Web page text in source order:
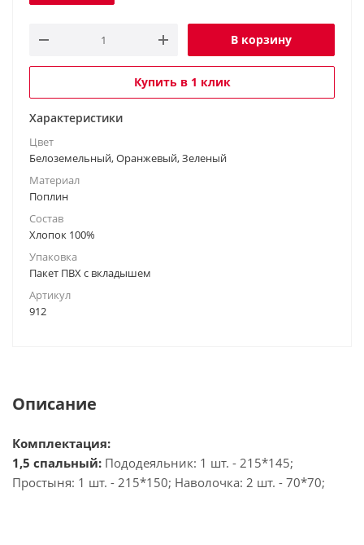
В корзину
Купить в 1 клик
Характеристики
Цвет
Белоземельный, Оранжевый, Зеленый
Материал
Поплин
Состав
Хлопок 100%
Упаковка
Пакет ПВХ с вкладышем
Артикул
912
Описание
Комплектация:
1,5 спальный: Пододеяльник: 1 шт. - 215*145;
Простыня: 1 шт. - 215*150; Наволочка: 2 шт. - 70*70;